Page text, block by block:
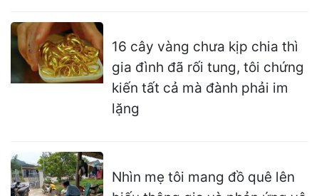
16 cây vàng chưa kịp chia thì
gia đình đã rối tung, tôi chứng
kiến tất cả mà đành phải im
lặng
Nhìn mẹ tôi mang đồ quê lên